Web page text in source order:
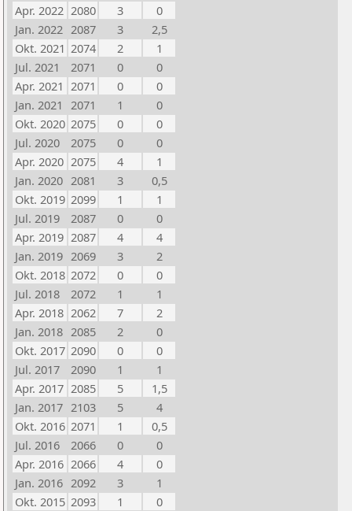
Apr. 2022 2080 3
0
Jan. 2022 2087 3
2,5
Okt. 2021 2074 2
1
Jul. 2021
2071 0
0
Apr. 2021 2071 0
0
Jan. 2021 2071 1
0
Okt. 2020 2075 0
0
Jul. 2020
2075 0
0
Apr. 2020 2075 4
1
Jan. 2020 2081 3
0,5
Okt. 2019 2099 1
1
Jul. 2019
2087 0
0
Apr. 2019 2087 4
4
Jan. 2019 2069 3
2
Okt. 2018 2072 0
0
Jul. 2018
2072 1
1
Apr. 2018 2062 7
2
Jan. 2018 2085 2
0
Okt. 2017 2090 0
0
Jul. 2017
2090 1
1
Apr. 2017 2085 5
1,5
Jan. 2017 2103 5
4
Okt. 2016 2071 1
0,5
Jul. 2016
2066 0
0
Apr. 2016 2066 4
0
Jan. 2016 2092 3
1
Okt. 2015 2093 1
0